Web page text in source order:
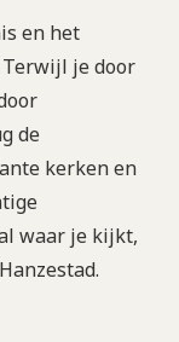
en het
Terwijl je door
de
kerken en
waar je kijkt,